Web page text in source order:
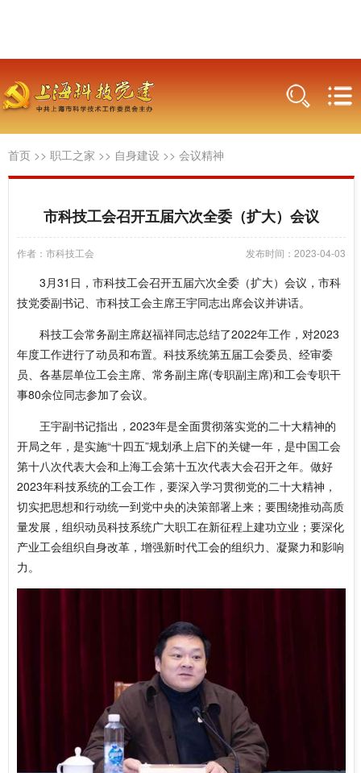
首页 >> 职工之家 >> 自身建设 >> 会议精神
市科技工会召开五届六次全委（扩大）会议
作者：市科技工会 发布时间：2023-04-03
3月31日，市科技工会召开五届六次全委（扩大）会议，市科
技党委副书记、市科技工会主席王宇同志出席会议并讲话。
科技工会常务副主席赵福祥同志总结了2022年工作，对2023
年度工作进行了动员和布置。科技系统第五届工会委员、经审委
员、各基层单位工会主席、常务副主席(专职副主席)和工会专职干
事80余位同志参加了会议。
王宇副书记指出，2023年是全面贯彻落实党的二十大精神的
开局之年，是实施“十四五”规划承上启下的关键一年，是中国工会
第十八次代表大会和上海工会第十五次代表大会召开之年。做好
2023年科技系统的工会工作，要深入学习贯彻党的二十大精神，
切实把思想和行动统一到党中央的决策部署上来；要围绕推动高质
量发展，组织动员科技系统广大职工在新征程上建功立业；要深化
产业工会组织自身改革，增强新时代工会的组织力、凝聚力和影响
力。